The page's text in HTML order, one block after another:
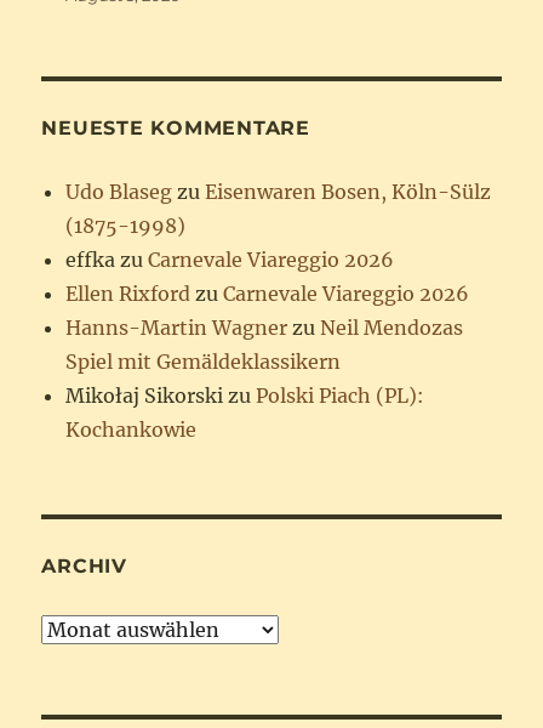
NEUESTE KOMMENTARE
Udo Blaseg zuEisenwaren Bosen, Köln-Sülz
(1875-1998)
effka zuCarnevale Viareggio 2026
Ellen Rixford zuCarnevale Viareggio 2026
Hanns-Martin Wagner zuNeil Mendozas
Spiel mit Gemäldeklassikern
Mikołaj Sikorski zuPolski Piach (PL):
Kochankowie
ARCHIV
Archiv